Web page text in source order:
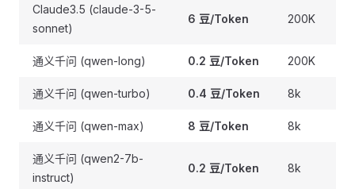
Claude3.5 (claude-3-5-
sonnet)
6 豆/Token 200K
通义千问 (qwen-long) 0.2 豆/Token 200K
通义千问 (qwen-turbo) 0.4 豆/Token 8k
通义千问 (qwen-max) 8 豆/Token 8k
通义千问 (qwen2-7b-
instruct)
0.2 豆/Token 8k